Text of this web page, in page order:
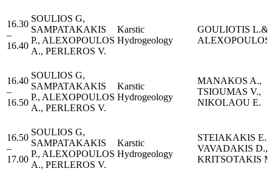
16.30
–
16.40
SOULIOS G,
SAMPATAKAKIS
P., ALEXOPOULOS
A., PERLEROS V.
Karstic
Hydrogeology
GOULIOTIS L.&
ALEXOPOULOS
16.40
–
16.50
SOULIOS G,
SAMPATAKAKIS
P., ALEXOPOULOS
A., PERLEROS V.
Karstic
Hydrogeology
MANAKOS A.,
TSIOUMAS V.,
NIKOLAOU E.
16.50
–
17.00
SOULIOS G,
SAMPATAKAKIS
P., ALEXOPOULOS
A., PERLEROS V.
Karstic
Hydrogeology
STEIAKAKIS E.,
VAVADAKIS D.,
KRITSOTAKIS